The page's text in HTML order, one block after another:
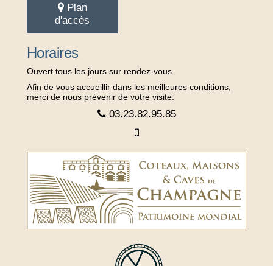
Plan
d'accès
Horaires
Ouvert tous les jours sur rendez-vous.
Afin de vous accueillir dans les meilleures conditions,
merci de nous prévenir de votre visite.
03.23.82.95.85